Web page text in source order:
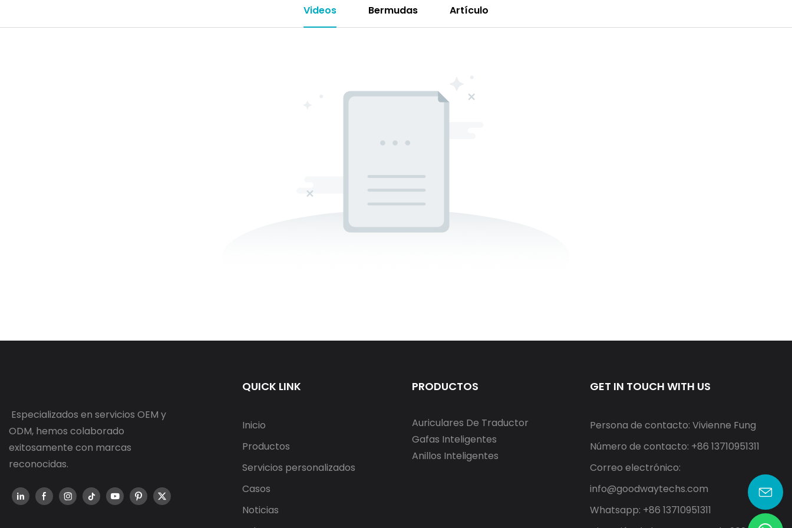
Videos Bermudas Artículo
Especializados en servicios OEM y
ODM, hemos colaborado
exitosamente con marcas
reconocidas.
QUICK LINK
Inicio
Productos
Servicios personalizados
Casos
Noticias
PRODUCTOS
Auriculares De Traductor
Gafas Inteligentes
Anillos Inteligentes
GET IN TOUCH WITH US
Persona de contacto: Vivienne Fung
Número de contacto: +86 13710951311
Correo electrónico:
info@goodwaytechs.com
Whatsapp: +86 13710951311